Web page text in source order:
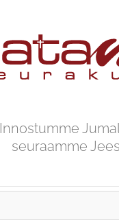
Innostumme
seuraamme